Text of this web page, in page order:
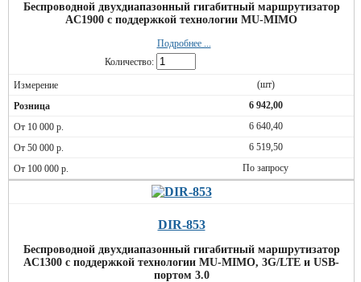
Беспроводной двухдиапазонный гигабитный маршрутизатор
AC1900 с поддержкой технологии MU-MIMO
Подробнее ...
Количество:
(шт)
6 942,00
6 640,40
6 519,50
По запросу
DIR-853
Беспроводной двухдиапазонный гигабитный маршрутизатор
AC1300 с поддержкой технологии MU-MIMO, 3G/LTE и USB-
портом 3.0